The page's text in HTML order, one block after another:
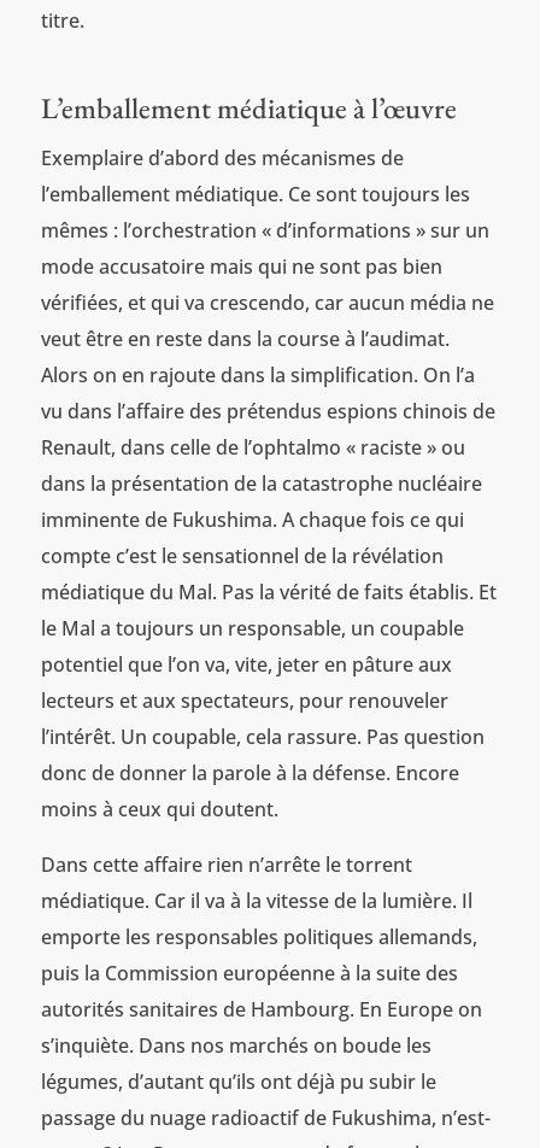
titre.
L’emballement médiatique à l’œuvre
Exemplaire d’abord des mécanismes de
l’emballement médiatique. Ce sont toujours les
mêmes : l’orchestration « d’informations » sur un
mode accusatoire mais qui ne sont pas bien
vérifiées, et qui va crescendo, car aucun média ne
veut être en reste dans la course à l’audimat.
Alors on en rajoute dans la simplification. On l’a
vu dans l’affaire des prétendus espions chinois de
Renault, dans celle de l’ophtalmo « raciste » ou
dans la présentation de la catastrophe nucléaire
imminente de Fukushima. A chaque fois ce qui
compte c’est le sensationnel de la révélation
médiatique du Mal. Pas la vérité de faits établis. Et
le Mal a toujours un responsable, un coupable
potentiel que l’on va, vite, jeter en pâture aux
lecteurs et aux spectateurs, pour renouveler
l’intérêt. Un coupable, cela rassure. Pas question
donc de donner la parole à la défense. Encore
moins à ceux qui doutent.
Dans cette affaire rien n’arrête le torrent
médiatique. Car il va à la vitesse de la lumière. Il
emporte les responsables politiques allemands,
puis la Commission européenne à la suite des
autorités sanitaires de Hambourg. En Europe on
s’inquiète. Dans nos marchés on boude les
légumes, d’autant qu’ils ont déjà pu subir le
passage du nuage radioactif de Fukushima, n’est-